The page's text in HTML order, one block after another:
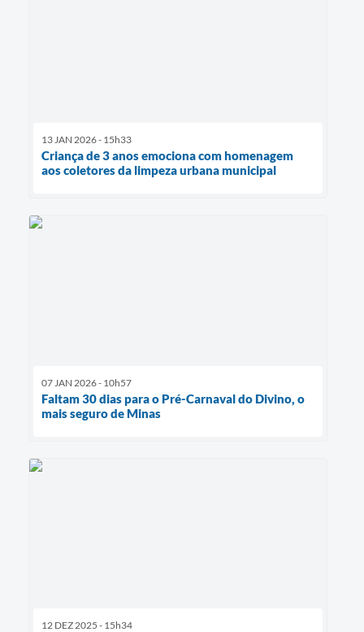
13 JAN 2026 - 15h33
Criança de 3 anos emociona com homenagem
aos coletores da limpeza urbana municipal
07 JAN 2026 - 10h57
Faltam 30 dias para o Pré-Carnaval do Divino, o
mais seguro de Minas
12 DEZ 2025 - 15h34